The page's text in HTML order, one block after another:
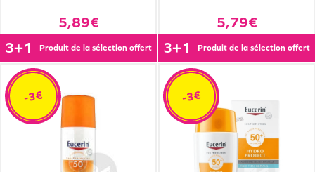
5,89€
3+1 produit de la sélection offert
5,79€
3+1 produit de la sélection offert
-3€ -3€